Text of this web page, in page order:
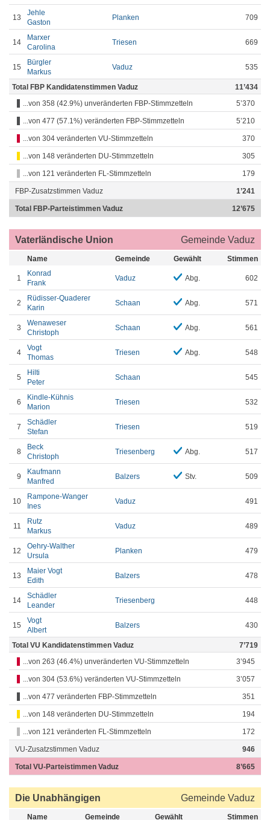
13
Jehle
Gaston
Planken 709
14
Marxer
Carolina
Triesen 669
15
Bürgler
Markus
Vaduz 535
Total FBP Kandidatenstimmen Vaduz
11’434
...von 358 (42.9%) unveränderten FBP-Stimmzetteln
5’370
...von 477 (57.1%) veränderten FBP-Stimmzetteln 5’210
...von 304 veränderten VU-Stimmzetteln 370
...von 148 veränderten DU-Stimmzetteln 305
...von 121 veränderten FL-Stimmzetteln 179
FBP-Zusatzstimmen Vaduz 1’241
Total FBP-Parteistimmen Vaduz 12’675
Vaterländische Union Gemeinde Vaduz
Name Gemeinde Gewählt Stimmen
1
Konrad
Frank
Vaduz Abg. 602
2
Rüdisser-Quaderer
Karin
Schaan Abg. 571
3
Wenaweser
Christoph
Schaan Abg. 561
4
Vogt
Thomas
Triesen Abg. 548
5
Hilti
Peter
Schaan 545
6
Kindle-Kühnis
Marion
Triesen 532
7
Schädler
Stefan
Triesen 519
8
Beck
Christoph
Triesenberg Abg. 517
9
Kaufmann
Manfred
Balzers Stv. 509
10
Rampone-Wanger
Ines
Vaduz 491
11
Rutz
Markus
Vaduz 489
12
Oehry-Walther
Ursula
Planken 479
13
Maier Vogt
Edith
Balzers 478
14
Schädler
Leander
Triesenberg 448
15
Vogt
Albert
Balzers 430
Total VU Kandidatenstimmen Vaduz
7’719
...von 263 (46.4%) unveränderten VU-Stimmzetteln
3’945
...von 304 (53.6%) veränderten VU-Stimmzetteln 3’057
...von 477 veränderten FBP-Stimmzetteln 351
...von 148 veränderten DU-Stimmzetteln 194
...von 121 veränderten FL-Stimmzetteln 172
VU-Zusatzstimmen Vaduz 946
Total VU-Parteistimmen Vaduz 8’665
Die Unabhängigen Gemeinde Vaduz
Name Gemeinde Gewählt Stimmen